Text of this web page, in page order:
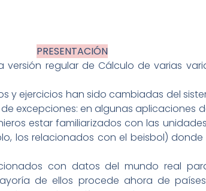
PRESENTACIÓN
regular de Cálculo de varias
y ejercicios han sido cambiadas del
excepciones: en algunas aplicaciones
estar familiarizados con las
los relacionados con el beisbol)
con datos del mundo real
de ellos procede ahora de